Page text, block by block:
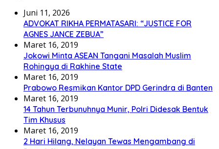
Juni 11, 2026
ADVOKAT RIKHA PERMATASARI: “JUSTICE FOR
AGNES JANCE ZEBUA”
Maret 16, 2019
Jokowi Minta ASEAN Tangani Masalah Muslim
Rohingya di Rakhine State
Maret 16, 2019
Prabowo Resmikan Kantor DPD Gerindra di Banten
Maret 16, 2019
14 Tahun Terbunuhnya Munir, Polri Didesak Bentuk
Tim Khusus
Maret 16, 2019
2 Hari Hilang, Nelayan Tewas Mengambang di